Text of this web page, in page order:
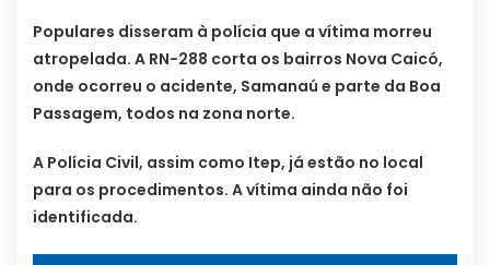
Populares disseram à polícia que a vítima morreu
atropelada. A RN-288 corta os bairros Nova Caicó,
onde ocorreu o acidente, Samanaú e parte da Boa
Passagem, todos na zona norte.
A Polícia Civil, assim como Itep, já estão no local
para os procedimentos. A vítima ainda não foi
identificada.